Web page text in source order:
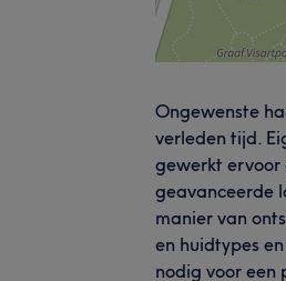
Ongewenste
verleden tijd.
gewerkt ervoor
geavanceerde
manier van
en huidtypes
nodig voor